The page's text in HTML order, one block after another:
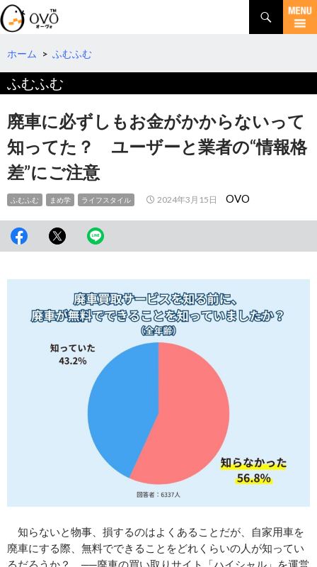
検
索
コ
テ
へ
移
動
ホーム > ふむふむ
ふむふむ
廃車に必ずしもお金がかからないって
知ってた？ ユーザーと業者の“情報格
差”にご注意
ふむふむ まめ学 ライフスタイル 2024年3月15日 OVO
知らないと物事、損するのはよくあることだが、自家用車を
廃車にする際、無料でできることをどれくらいの人が知ってい